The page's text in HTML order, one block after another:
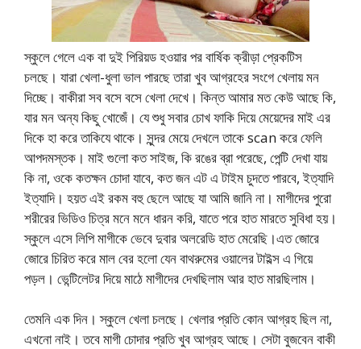
স্কুলে গেলে এক বা দুই পিরিয়ড হওয়ার পর বার্ষিক ক্রীড়া প্রেকটিস
চলছে। যারা খেলা-ধুলা ভাল পারছে তারা খুব আগ্রহের সংগে খেলায় মন
দিচ্ছে। বাকীরা সব বসে বসে খেলা দেখে। কিন্ত আমার মত কেউ আছে কি,
যার মন অন্য কিছু খোজেঁ। যে শুধু সবার চোখ ফাকি দিয়ে মেয়েদের মাই এর
দিকে হা করে তাকিযে থাকে। সুন্দর মেয়ে দেখলে তাকে scan করে ফেলি
আপদমস্তক। মাই গুলো কত সাইজ, কি রঙের ব্রা পরেছে, পেন্টি দেখা যায়
কি না, ওকে কতক্ষন চোদা যাবে, কত জন এট এ টাইম চুদতে পারবে, ইত্যাদি
ইত্যাদি। হয়ত এই রকম বহু ছেলে আছে যা আমি জানি না। মাগীদের পুরো
শরীরের ভিডিও চিত্র মনে মনে ধারন করি, যাতে পরে হাত মারতে সুবিধা হয়।
স্কুলে এসে লিপি মাগীকে ভেবে দুবার অলরেডি হাত মেরেছি।এত জোরে
জোরে চিরিত করে মাল বের হলো যেন বাথরুমের ওয়ালের টাইল্স এ গিয়ে
পড়ল। ভেন্টিলেটর দিয়ে মাঠে মাগীদের দেখছিলাম আর হাত মারছিলাম।
তেমনি এক দিন। স্কুলে খেলা চলছে। খেলার প্রতি কোন আগ্রহ ছিল না,
এখনো নাই। তবে মাগী চোদার প্রতি খুব আগ্রহ আছে। সেটা বুজবেন বাকী